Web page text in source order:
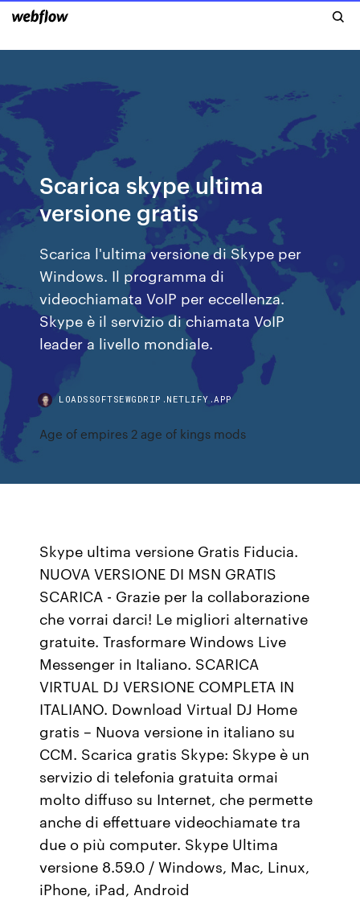
Scarica skype ultima
versione gratis
Scarica l'ultima versione di Skype per
Windows. Il programma di
videochiamata VoIP per eccellenza.
Skype è il servizio di chiamata VoIP
leader a livello mondiale.
LOADSSOFTSEWGDRIP.NETLIFY.APP
Age of empires 2 age of kings mods
Skype ultima versione Gratis Fiducia.
NUOVA VERSIONE DI MSN GRATIS
SCARICA - Grazie per la collaborazione
che vorrai darci! Le migliori alternative
gratuite. Trasformare Windows Live
Messenger in Italiano. SCARICA
VIRTUAL DJ VERSIONE COMPLETA IN
ITALIANO. Download Virtual DJ Home
gratis – Nuova versione in italiano su
CCM. Scarica gratis Skype: Skype è un
servizio di telefonia gratuita ormai
molto diffuso su Internet, che permette
anche di effettuare videochiamate tra
due o più computer. Skype Ultima
versione 8.59.0 / Windows, Mac, Linux,
iPhone, iPad, Android